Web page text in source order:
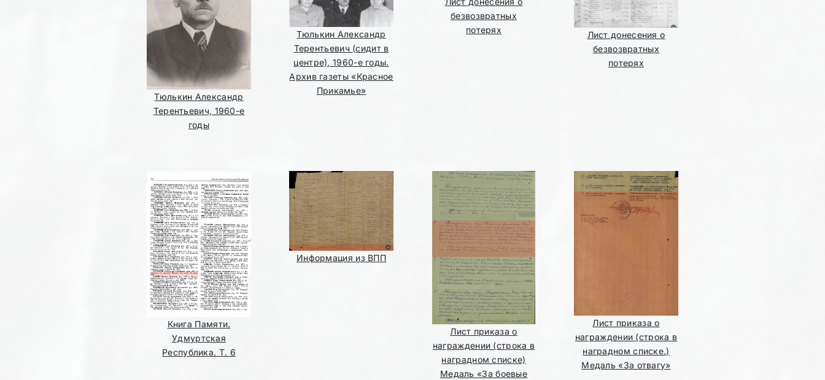
Тюлькин Александр
Терентьевич, 1960-е
годы
Тюлькин Александр
Терентьевич (сидит в
центре), 1960-е годы.
Архив газеты «Красное
Прикамье»
безвозвратных
потерях
Лист донесения о
безвозвратных
потерях
Книга Памяти.
Удмуртская
Республика. Т. 6
Информация из ВПП
Лист приказа о
награждении (строка в
наградном списке)
Медаль «За боевые
Лист приказа о
награждении (строка в
наградном списке.)
Медаль «За отвагу»